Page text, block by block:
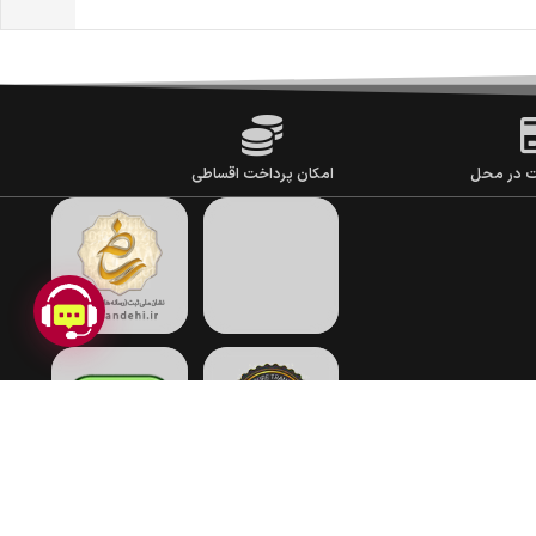
در محل امکان پرداخت اقساطی